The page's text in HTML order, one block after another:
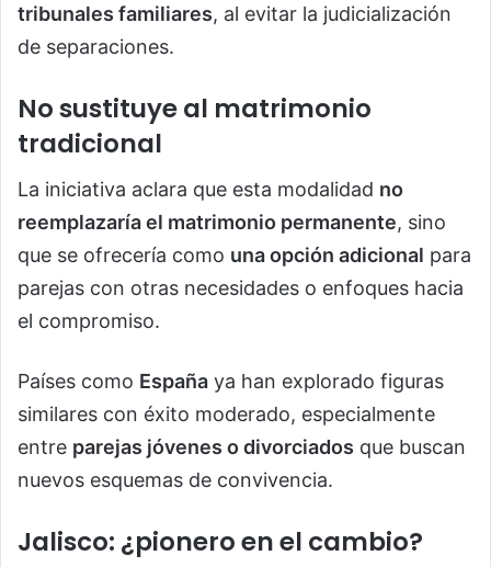
tribunales familiares, al evitar la judicialización
de separaciones.
No sustituye al matrimonio
tradicional
La iniciativa aclara que esta modalidad no
reemplazaría el matrimonio permanente, sino
que se ofrecería como una opción adicional para
parejas con otras necesidades o enfoques hacia
el compromiso.
Países como España ya han explorado figuras
similares con éxito moderado, especialmente
entre parejas jóvenes o divorciados que buscan
nuevos esquemas de convivencia.
Jalisco: ¿pionero en el cambio?